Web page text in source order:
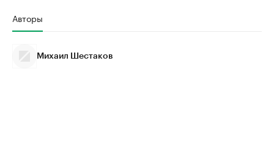
Авторы
Михаил Шестаков